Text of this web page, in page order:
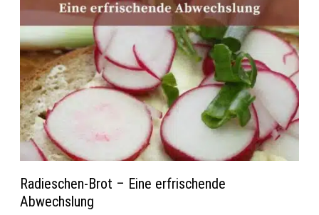
Radieschen-Brot – Eine erfrischende
Abwechslung